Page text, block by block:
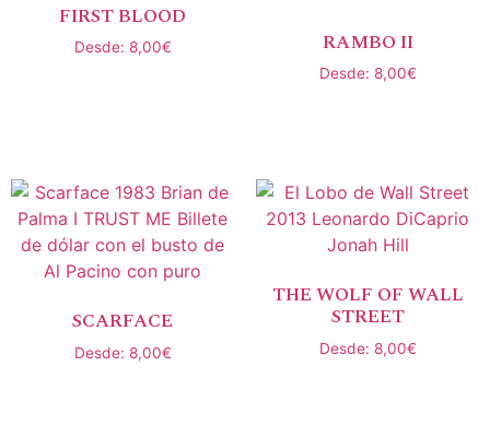
FIRST BLOOD
Desde: 8,00€ RAMBO II
Desde: 8,00€
SCARFACE
Desde: 8,00€
THE WOLF OF WALL
STREET
Desde: 8,00€